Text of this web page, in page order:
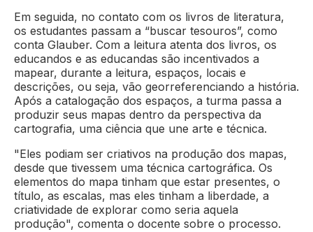
Em seguida, no contato com os livros de literatura,
os estudantes passam a “buscar tesouros”, como
conta Glauber. Com a leitura atenta dos livros, os
educandos e as educandas são incentivados a
mapear, durante a leitura, espaços, locais e
descrições, ou seja, vão georreferenciando a história.
Após a catalogação dos espaços, a turma passa a
produzir seus mapas dentro da perspectiva da
cartografia, uma ciência que une arte e técnica.
"Eles podiam ser criativos na produção dos mapas,
desde que tivessem uma técnica cartográfica. Os
elementos do mapa tinham que estar presentes, o
título, as escalas, mas eles tinham a liberdade, a
criatividade de explorar como seria aquela
produção", comenta o docente sobre o processo.